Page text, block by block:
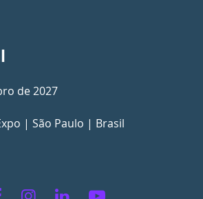
de 2027
| São Paulo | Brasil